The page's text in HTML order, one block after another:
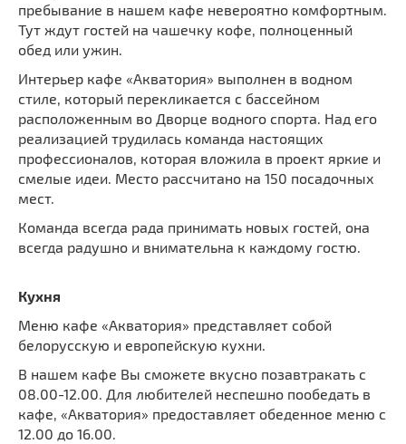
пребывание в нашем кафе невероятно комфортным.
Тут ждут гостей на чашечку кофе, полноценный
обед или ужин.
Интерьер кафе «Акватория» выполнен в водном
стиле, который перекликается с бассейном
расположенным во Дворце водного спорта. Над его
реализацией трудилась команда настоящих
профессионалов, которая вложила в проект яркие и
смелые идеи. Место рассчитано на 150 посадочных
мест.
Команда всегда рада принимать новых гостей, она
всегда радушно и внимательна к каждому гостю.
Кухня
Меню кафе «Акватория» представляет собой
белорусскую и европейскую кухни.
В нашем кафе Вы сможете вкусно позавтракать с
08.00-12.00. Для любителей неспешно пообедать в
кафе, «Акватория» предоставляет обеденное меню с
12.00 до 16.00.